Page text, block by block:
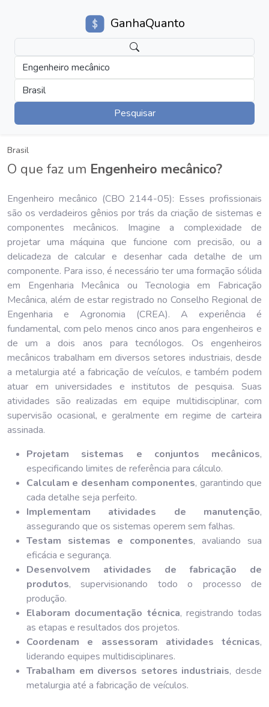
GanhaQuanto
Engenheiro mecânico
Brasil
Pesquisar
Brasil
O que faz um Engenheiro mecânico?
Engenheiro mecânico (CBO 2144-05): Esses profissionais
são os verdadeiros gênios por trás da criação de sistemas e
componentes mecânicos. Imagine a complexidade de
projetar uma máquina que funcione com precisão, ou a
delicadeza de calcular e desenhar cada detalhe de um
componente. Para isso, é necessário ter uma formação sólida
em Engenharia Mecânica ou Tecnologia em Fabricação
Mecânica, além de estar registrado no Conselho Regional de
Engenharia e Agronomia (CREA). A experiência é
fundamental, com pelo menos cinco anos para engenheiros e
de um a dois anos para tecnólogos. Os engenheiros
mecânicos trabalham em diversos setores industriais, desde
a metalurgia até a fabricação de veículos, e também podem
atuar em universidades e institutos de pesquisa. Suas
atividades são realizadas em equipe multidisciplinar, com
supervisão ocasional, e geralmente em regime de carteira
assinada.
Projetam sistemas e conjuntos mecânicos,
especificando limites de referência para cálculo.
Calculam e desenham componentes, garantindo que
cada detalhe seja perfeito.
Implementam atividades de manutenção,
assegurando que os sistemas operem sem falhas.
Testam sistemas e componentes, avaliando sua
eficácia e segurança.
Desenvolvem atividades de fabricação de
produtos, supervisionando todo o processo de
produção.
Elaboram documentação técnica, registrando todas
as etapas e resultados dos projetos.
Coordenam e assessoram atividades técnicas,
liderando equipes multidisciplinares.
Trabalham em diversos setores industriais, desde
metalurgia até a fabricação de veículos.